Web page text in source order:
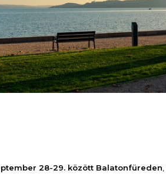
28-29. között Balatonfüreden